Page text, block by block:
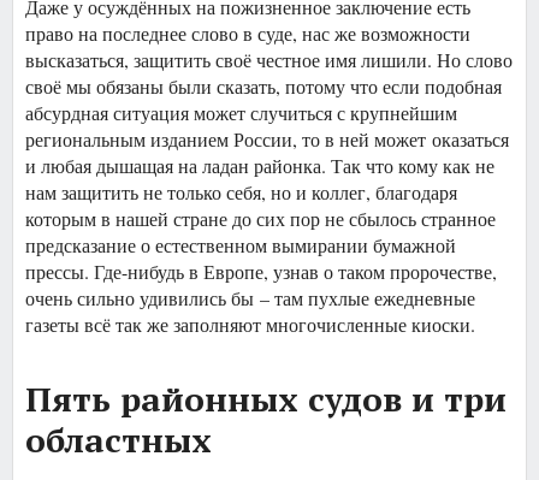
Даже у осуждённых на пожизненное заключение есть
право на последнее слово в суде, нас же возможности
высказаться, защитить своё честное имя лишили. Но слово
своё мы обязаны были сказать, потому что если подобная
абсурдная ситуация может случиться с крупнейшим
региональным изданием России, то в ней может оказаться
и любая дышащая на ладан районка. Так что кому как не
нам защитить не только себя, но и коллег, благодаря
которым в нашей стране до сих пор не сбылось странное
предсказание о естественном вымирании бумажной
прессы. Где-нибудь в Европе, узнав о таком пророчестве,
очень сильно удивились бы – там пухлые ежедневные
газеты всё так же заполняют многочисленные киоски.
Пять районных судов и три
областных